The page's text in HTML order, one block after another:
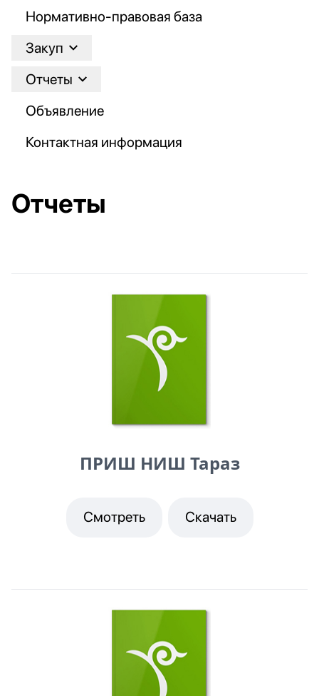
Нормативно-правовая база
Закуп
Отчеты
Объявление
Контактная информация
Отчеты
ПРИШ НИШ Тараз
Смотреть Скачать